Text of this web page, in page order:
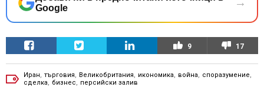
Google
9 17
Иран търговия Великобритания икономика война споразумение
сделка
бизнес персийски залив